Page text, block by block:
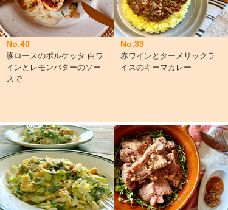
No.40
豚ロースのポルケッタ 白ワ
インとレモンバターのソー
スで
No.39
赤ワインとターメリックラ
イスのキーマカレー